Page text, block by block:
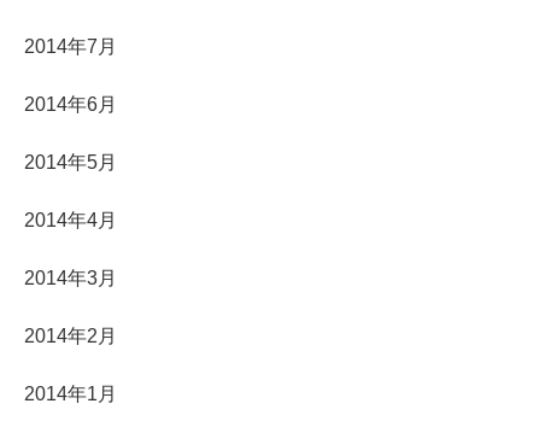
2014年7月
2014年6月
2014年5月
2014年4月
2014年3月
2014年2月
2014年1月